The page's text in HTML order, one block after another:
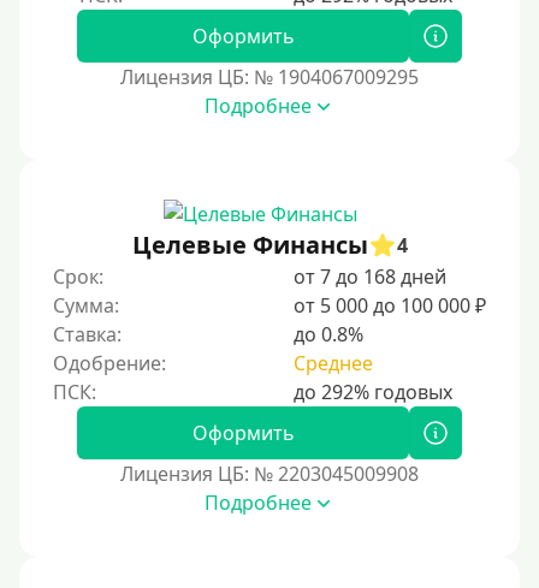
50000 руб
60000 руб
70000 руб
150000 руб
200000 руб
250000 руб
300000 руб
500000 руб
Мини займы
Оформить
Лицензия ЦБ: № 1904067009295
Подробнее
Целевые Финансы
4
Срок:
от 7 до 168 дней
Сумма:
от 5 000 до 100 000 ₽
Ставка:
до 0.8%
Одобрение:
Среднее
Оформить
Лицензия ЦБ: № 2203045009908
Подробнее